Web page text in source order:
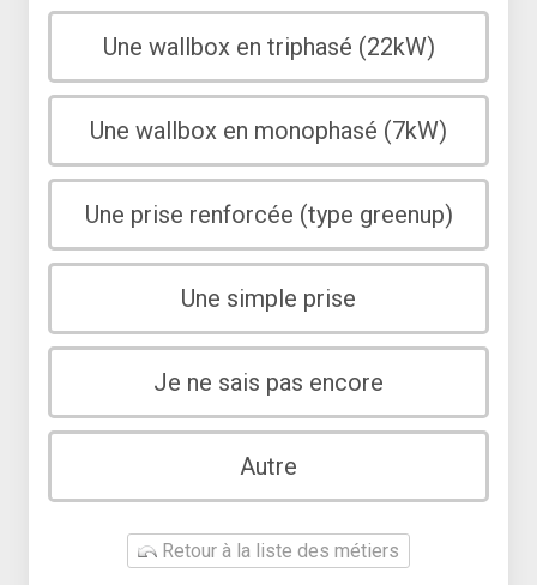
Une wallbox en triphasé (22kW)
Une wallbox en monophasé (7kW)
Une prise renforcée (type greenup)
Une simple prise
Je ne sais pas encore
Autre
Retour à la liste des métiers